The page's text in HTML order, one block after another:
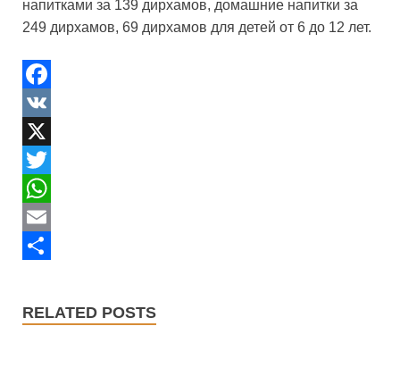
напитками за 139 дирхамов, домашние напитки за
249 дирхамов, 69 дирхамов для детей от 6 до 12 лет.
F
a
c
e
b
o
V
K
X
T
w
W
hE
RELATED POSTS